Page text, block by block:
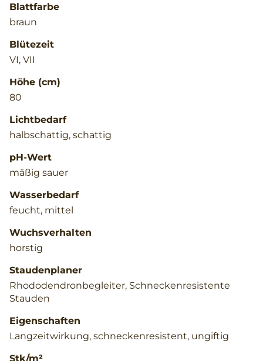
Blattfarbe
braun
Blütezeit
VI, VII
Höhe (cm)
80
Lichtbedarf
halbschattig, schattig
pH-Wert
mäßig sauer
Wasserbedarf
feucht, mittel
Wuchsverhalten
horstig
Staudenplaner
Rhododendronbegleiter, Schneckenresistente
Stauden
Eigenschaften
Langzeitwirkung, schneckenresistent, ungiftig
Stk/m²